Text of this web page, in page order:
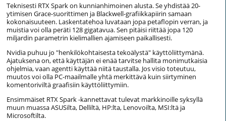
Teknisesti RTX Spark on kunnianhimoinen alusta. Se yhdistää 20-
ytimisen Grace-suorittimen ja Blackwell-grafiikkapiirin samaan
kokonaisuuteen. Laskentatehoa luvataan jopa petaflopin verran, ja
muistia voi olla peräti 128 gigatavua. Sen pitäisi riittää jopa 120
miljardin parametrin kielimallien ajamiseen paikallisesti.
Nvidia puhuu jo "henkilökohtaisesta tekoälystä" käyttöliittymänä.
Ajatuksena on, että käyttäjän ei enää tarvitse hallita monimutkaisia
ohjelmia, vaan agentti käyttää niitä taustalla. Jos visio toteutuu,
muutos voi olla PC-maailmalle yhtä merkittävä kuin siirtyminen
komentoriviltä graafisiin käyttöliittymiin.
Ensimmäiset RTX Spark -kannettavat tulevat markkinoille syksyllä
muun muassa ASUSilta, Delliltä, HP:lta, Lenovoilta, MSI:ltä ja
Microsoftilta.